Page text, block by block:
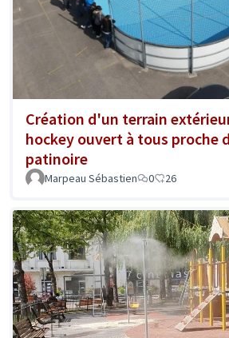
Création d'un terrain
hockey ouvert à tous proche
patinoire
Marpeau Sébastien 0 26